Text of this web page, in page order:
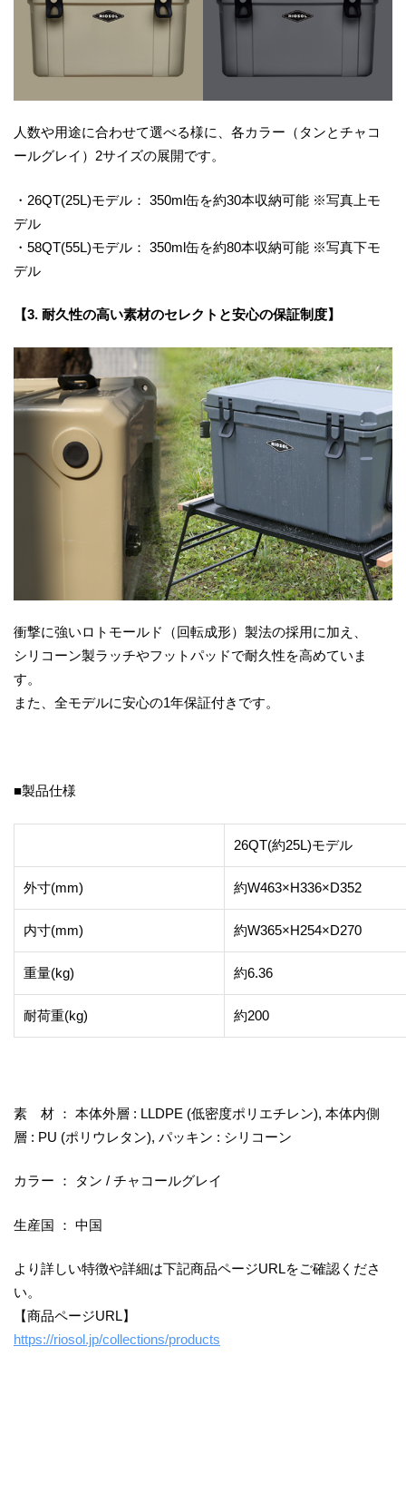
人数や用途に合わせて選べる様に、各カラー（タンとチャコ
ールグレイ）2サイズの展開です。
・26QT(25L)モデル： 350ml缶を約30本収納可能 ※写真上モ
デル
・58QT(55L)モデル： 350ml缶を約80本収納可能 ※写真下モ
デル
【3. 耐久性の高い素材のセレクトと安心の保証制度】
衝撃に強いロトモールド（回転成形）製法の採用に加え、
シリコーン製ラッチやフットパッドで耐久性を高めていま
す。
また、全モデルに安心の1年保証付きです。
■製品仕様
26QT(約25L)モデル
外寸(mm) 約W463×H336×D352
内寸(mm) 約W365×H254×D270
重量(kg) 約6.36
耐荷重(kg) 約200
素 材 ： 本体外層 : LLDPE (低密度ポリエチレン), 本体内側
層 : PU (ポリウレタン), パッキン : シリコーン
カラー ： タン / チャコールグレイ
生産国 ： 中国
より詳しい特徴や詳細は下記商品ページURLをご確認くださ
い。
【商品ページURL】
https://riosol.jp/collections/products